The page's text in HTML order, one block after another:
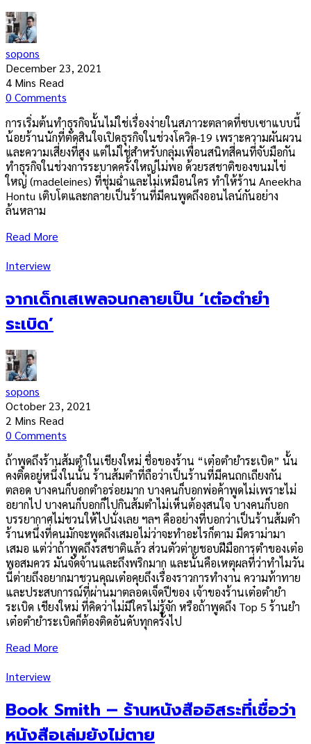
sopons
December 23, 2021
4 Mins Read
0 Comments
การเริ่มต้นทำธุรกิจนั้นไม่ใช่เรื่องง่ายในสภาวะตลาดที่ซบเซาแบบนี้
น้อยร้านนักที่ตัดสินใจเปิดธุรกิจในช่วงโควิด-19 เพราะความผันผวน
และความเสี่ยงที่สูง แต่ไม่ใช่สำหรับกลุ่มเพื่อนสนิทสี่คนที่จับมือกัน
ทำธุรกิจในช่วงการระบาดครั้งใหญ่ไม่พอ ด้วยรสชาติของขนมไข่
ใหญ่ (madeleines) ที่ชุ่มฉ่ำและไม่เหมือนใคร ทำให้ร้าน Aneekha
Hontu เติบโตและกลายเป็นร้านที่มีคนพูดถึงออนไลน์กันอย่าง
ล้นหลาม
Read More
Interview
จากเด็กเสเพลจนกลายเป็น ‘เต๋อตำยำ
ระเบิด’
sopons
October 23, 2021
2 Mins Read
0 Comments
ถ้าพูดถึงร้านส้มตำในเชียงใหม่ ชื่อของร้าน “เต๋อตำยำระเบิด” นั้น
คงติดอยู่หนึ่งในนั้น ร้านส้มตำที่ถือว่าเป็นร้านที่มีคนถกเถียงกัน
ตลอด บางคนก็บอกตำอร่อยมาก บางคนก็บอกพ่อค้าพูดไม่เพราะไม่
อยากไป บางคนก็บอกก็ไปกินส้มตำไม่เห็นต้องสนใจ บางคนก็บอก
บรรยากาศไม่ชวนให้ไปนั่งเลย ฯลฯ คืออย่างที่บอกว่าเป็นร้านส้มตำ
ร้านหนึ่งที่คนมักจะพูดถึงเสมอไม่ว่าจะทำอะไรก็ตาม มีดราม่ามา
เสมอ แต่ว่าถ้าพูดถึงรสชาติแล้ว ส่วนตัวต่ายชอบฝีมือการตำของเต๋อ
พอสมควร มันจัดจ้านและถึงพริกมาก และนั้นคือเหตุผลที่ว่าทำไมวัน
นี้ต่ายถึงอยากมาชวนคุณเต๋อคุยถึงเรื่องราวการทำงาน ความท้าทาย
และประสบการณ์ที่ผ่านมาตลอดเจ็ดปีของ เจ้าของร้านเต๋อตำยำ
ระเบิด เชียงใหม่ ที่คิดว่าไม่มีใครไม่รู้จัก หรือถ้าพูดถึง Top 5 ร้านยำ
เต๋อตำยำระเบิดก็ต้องติดอันดับทุกครั้งไป
Read More
Interview
Book Smith – ร้านหนังสืออิสระที่เชื่อว่า
หนังสือเล่มยังไม่ตาย